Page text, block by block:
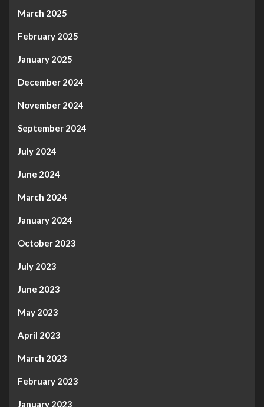
March 2025
February 2025
January 2025
December 2024
November 2024
September 2024
July 2024
June 2024
March 2024
January 2024
October 2023
July 2023
June 2023
May 2023
April 2023
March 2023
February 2023
January 2023